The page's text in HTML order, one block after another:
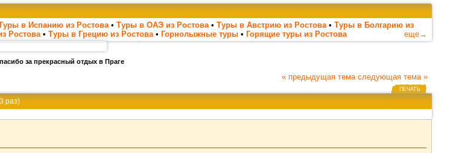
в Испанию из Ростова • Туры в ОАЭ из Ростова • Туры в Австрию из Ростова • Туры в Болгарию из
Ростова • Туры в Грецию из Ростова • Горнолыжные туры • Горящие туры из Ростова еще→
за прекрасный отдых в Праге
« предыдущая тема следующая тема »
ПЕЧАТЬ
раз)